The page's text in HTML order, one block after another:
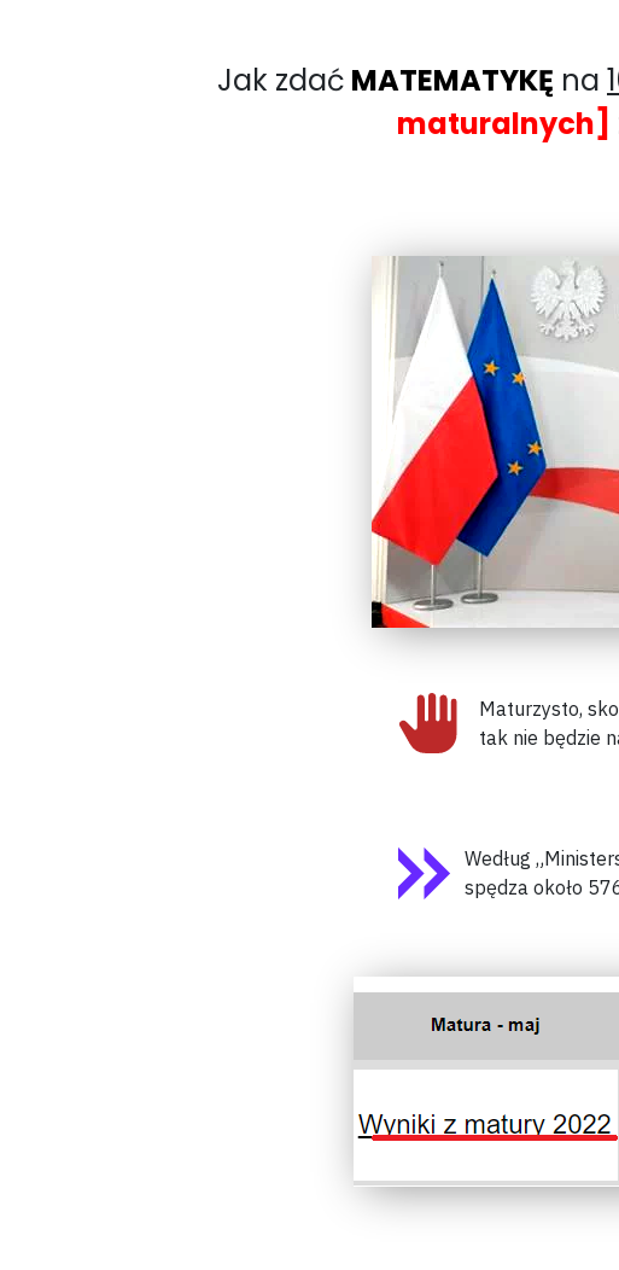
Jak zdać MATEMATYKĘ na
maturalnych]
Maturzysto,
tak nie będzie
Według
spędza około